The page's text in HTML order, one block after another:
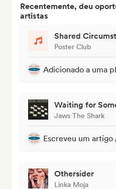
Recentemente, deu
artistas
Shared
Poster Club
Adicionado a uma
Waiting for
Jaws The Shark
Escreveu um artigo
Othersider
Linka Moja